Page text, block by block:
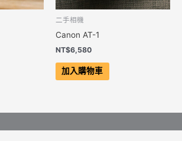
二手相機
Canon AT-1
NT$6,580
加入購物車